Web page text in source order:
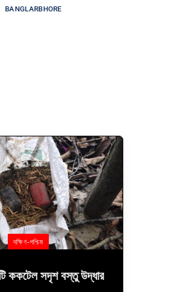
BANGLARBHORE
দক্ষিণ-পশ্চিম
ককটেল সদৃশ বস্তু উদ্ধার